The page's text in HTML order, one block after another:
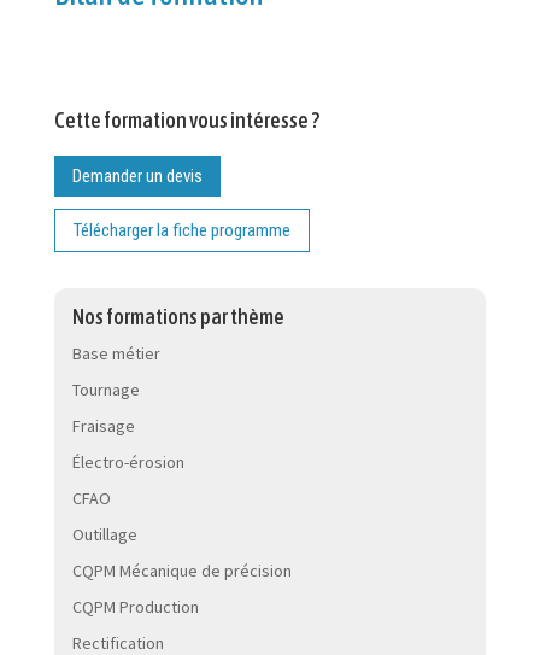
Cette formation vous intéresse ?
Demander un devis
Télécharger la fiche programme
Nos formations par thème
Base métier
Tournage
Fraisage
Électro-érosion
CFAO
Outillage
CQPM Mécanique de précision
CQPM Production
Rectification